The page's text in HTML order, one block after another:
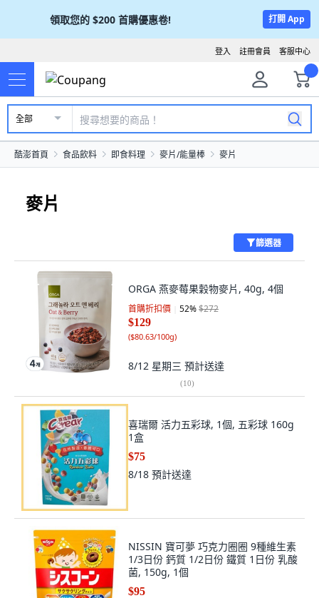
領取您的 $200 首購優惠卷! 打開 App
客服中心
註冊會員
登入
全部
酷澎首頁 食品飲料 即食料理 麥片/能量棒 麥片
麥片
篩選器
ORGA 燕麥莓果穀物麥片, 40g, 4個
首購折扣價 52%$272
$129
($80.63/100g)
8/12 星期三 預計送達
(10)
喜瑞爾 活力五彩球, 1個, 五彩球 160g
1盒
$75
8/18 預計送達
NISSIN 寶可夢 巧克力圈圈 9種維生素
1/3日份 鈣質 1/2日份 鐵質 1日份 乳酸
菌, 150g, 1個
$95